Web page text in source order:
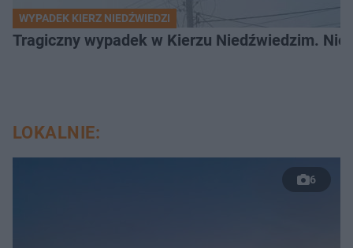
WYPADEK KIERZ NIEDŹWIEDZI
Tragiczny wypadek w Kierzu Niedźwiedzim.
LOKALNIE:
6